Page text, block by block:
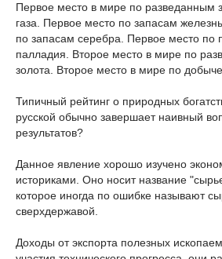
Первое место в мире по разведанным
газа. Первое место по запасам
по запасам серебра. Первое место по
палладия. Второе место в мире по
золота. Второе место в мире по
Типичный рейтинг о природных
русской обычно завершает наивный
результатов?
Данное явление хорошо изучено
историками. Оно носит название
которое иногда по ошибке называют
сверхдержавой.
Доходы от экспорта полезных